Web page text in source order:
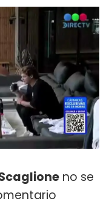
no se